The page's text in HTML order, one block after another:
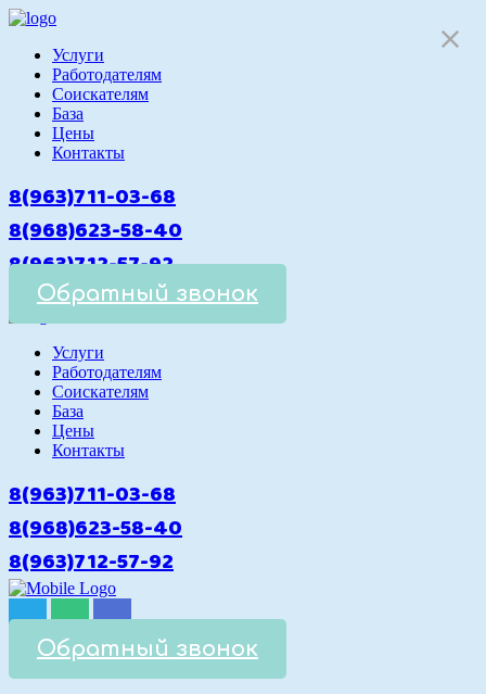
Услуги
Работодателям
Cоискателям
База
Цены
Контакты
8(963)711-03-68
8(968)623-58-40
8(963)712-57-92
Обратный звонок
Услуги
Работодателям
Cоискателям
База
Цены
Контакты
8(963)711-03-68
8(968)623-58-40
8(963)712-57-92
Обратный звонок